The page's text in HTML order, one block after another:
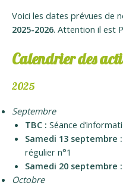
Voici les dates prévues de
2025-2026. Attention il est
Calendrier des
2025
Septembre
TBC : Séance
Samedi 13 septembre :
régulier n°1
Samedi 20 septembre :
Octobre